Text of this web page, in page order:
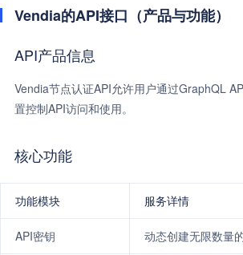
Vendia的API接口（产品与功能）
API产品信息
Vendia节点认证API允许用户通过GraphQL
置控制API访问和使用。
核心功能
功能模块 服务详情
API密钥 动态创建无限数量